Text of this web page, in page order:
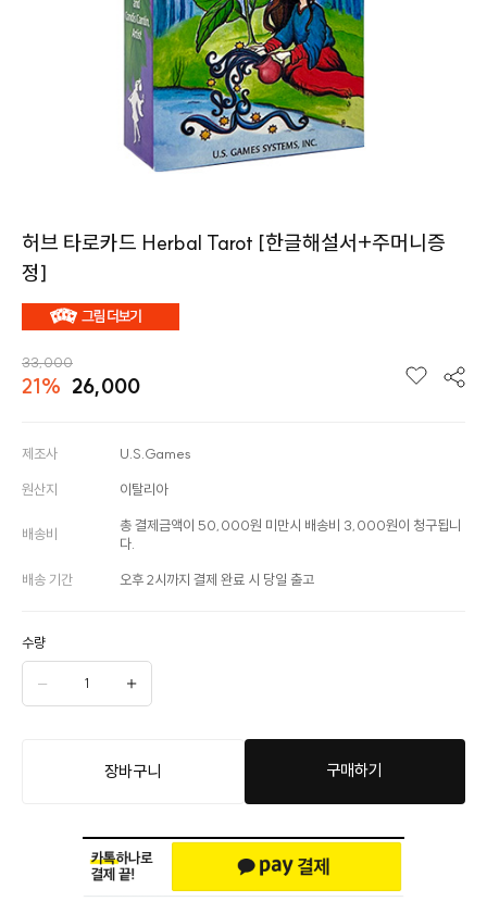
허브 타로카드 Herbal Tarot [한글해설서+주머니증
정]
33,000
21% 26,000
제조사 U.S.Games
원산지 이탈리아
배송비
총 결제금액이 50,000원 미만시 배송비 3,000원이 청구됩니
다.
배송 기간 오후 2시까지 결제 완료 시 당일 출고
수량
장바구니 구매하기